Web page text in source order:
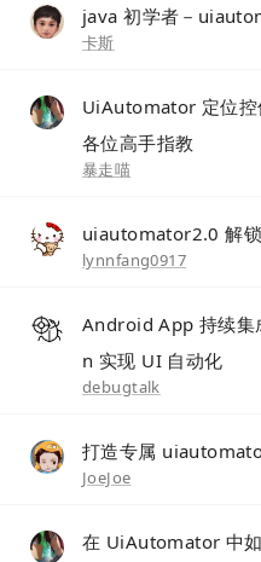
java 初学者－
卡斯
UiAutomator 定位控
各位高手指教
暴走喵
uiautomator2.0 解
lynnfang0917
Android App 持续集
n 实现 UI 自动化
debugtalk
打造专属
JoeJoe
在 UiAutomator 中